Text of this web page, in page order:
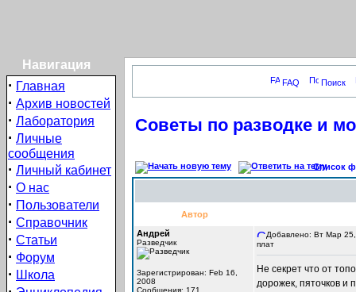
Навигация
· Главная
· Архив новостей
· Лаборатория
· Личные
сообщения
· Личный кабинет
· О нас
· Пользователи
· Справочник
· Статьи
· Форум
· Школа
FAQ Поиск
Советы по разводке и
Список
Автор
Андрей
Разведчик
Зарегистрирован: Feb 16,
2008
Сообщения: 171
Добавлено: Вт Мар
плат
Не секрет что от
дорожек, пяточков и